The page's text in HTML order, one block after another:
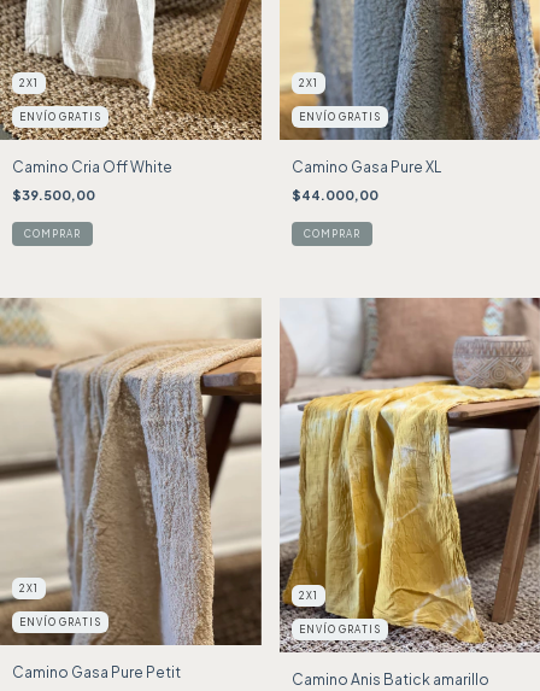
2X1
ENVÍO GRATIS
Camino Cria Off White
$39.500,00
2X1
ENVÍO GRATIS
Camino Gasa Pure XL
$44.000,00
2X1
ENVÍO GRATIS
Camino Gasa Pure Petit
2X1
ENVÍO GRATIS
Camino Anis Batick amarillo